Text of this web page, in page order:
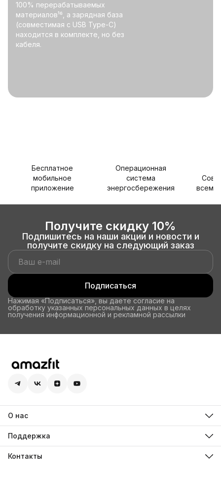
100% перерабатываемых
материалов¹⁶, а зарядная база
(совместимая с USB Type-C)
находится в комплекте, но без
кабеля.
Бесплатное
мобильное
приложение
Операционная
система
энергосбережения
всеми
Получите скидку 10%
Подпишитесь на наши акции и новости и
получите скидку на следующий заказ
Подписаться
Нажимая «Подписаться», вы даете согласие на
обработку указанных персональных данных в целях
получения информационной и рекламной рассылки
О нас
О компании Amazfit
Технологии
Авторизованные партнеры
Блог Amazfit
Поддержка
FAQ
Обратная связь
Контакты